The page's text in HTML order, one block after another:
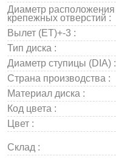
Диаметр расположения
крепежных отверстий :
Вылет (ET)+-3 :
Тип диска :
Диаметр ступицы (DIA) :
Страна производства :
Материал диска :
Код цвета :
Цвет :
Склад :